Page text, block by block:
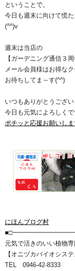
ということで。
今日も週末に向けて慌
(^^)v
週末は当店の
【ガーデニング通信３
メール会員様はお得な
お待ちしてま～す(^^)
いつもありがとうござい
今日も元気によろしく
ポチッと応援お願いしま
にほんブログ村
元気で活きのいい植物
【オニヅカバイオシス
TEL 0946-42-8333